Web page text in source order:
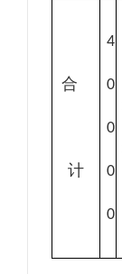
合
计
4
0
0
0
0